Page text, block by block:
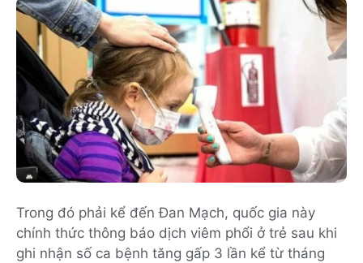
Trong đó phải kể đến Đan Mạch, quốc gia này
chính thức thông báo dịch viêm phổi ở trẻ sau khi
ghi nhận số ca bệnh tăng gấp 3 lần kể từ tháng